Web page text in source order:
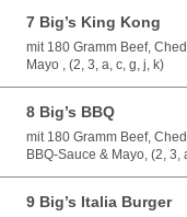
7 Big’s King Kong
mit 180 Gramm Beef,
Mayo , (2, 3, a, c, g, j, k)
8 Big’s BBQ
mit 180 Gramm Beef,
BBQ-Sauce & Mayo, (2, 3,
9 Big’s Italia Burger